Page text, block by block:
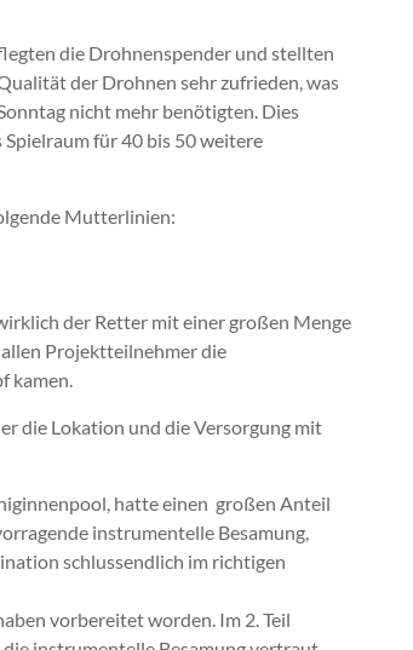
die Drohnenspender und stellten
der Drohnen sehr zufrieden, was
nicht mehr benötigten. Dies
für 40 bis 50 weitere
Mutterlinien:
der Retter mit einer großen Menge
Projektteilnehmer die
kamen.
die Lokation und die Versorgung mit
hatte einen großen Anteil
instrumentelle Besamung,
schlussendlich im richtigen
vorbereitet worden. Im 2. Teil